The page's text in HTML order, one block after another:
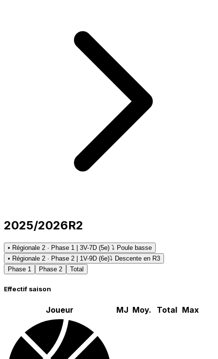
2025/2026R2
• Régionale 2 · Phase 1 | 3V-7D (5e) ⤵ Poule basse
• Régionale 2 · Phase 2 | 1V-9D (6e)⤵ Descente en R3
Phase 1
Phase 2 Total
Effectif saison
Joueur MJ Moy. Total Max